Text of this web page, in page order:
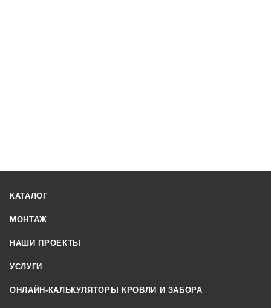
КАТАЛОГ
МОНТАЖ
НАШИ ПРОЕКТЫ
УСЛУГИ
ОНЛАЙН-КАЛЬКУЛЯТОРЫ КРОВЛИ И ЗАБОРА